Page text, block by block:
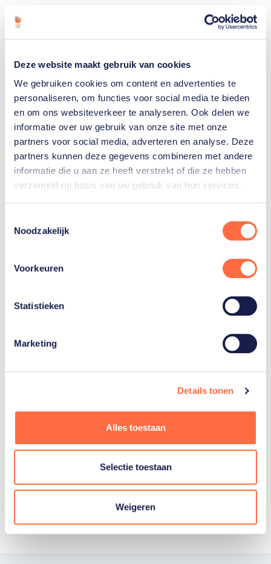
Deze website maakt gebruik van cookies
We gebruiken cookies om content en advertenties te
personaliseren, om functies voor social media te bieden
en om ons websiteverkeer te analyseren. Ook delen we
informatie over uw gebruik van onze site met onze
partners voor social media, adverteren en analyse. Deze
partners kunnen deze gegevens combineren met andere
informatie die u aan ze heeft verstrekt of die ze hebben
verzameld op basis van uw gebruik van hun services.
Noodzakelijk
Voorkeuren
Statistieken
Marketing
Details tonen
Alles toestaan
Selectie toestaan
Weigeren
Gerelateerde
Wie doen er namens
TeamNL mee aan de
Krakau?
2023 is Krakau in Polen het
toneel van de derde editie
Lees artikel